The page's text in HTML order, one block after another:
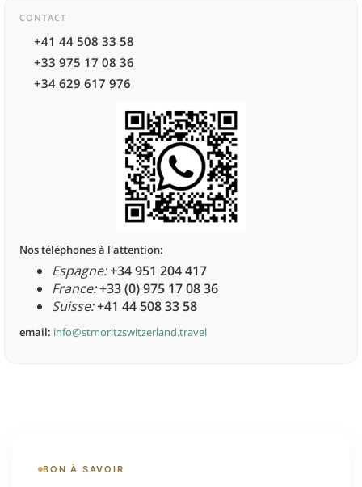
CONTACT
+41 44 508 33 58
+33 975 17 08 36
+34 629 617 976
Nos téléphones à l'attention:
Espagne:+34 951 204 417
France:+33 (0) 975 17 08 36
Suisse:+41 44 508 33 58
email: info@stmoritzswitzerland.travel
BON À SAVOIR